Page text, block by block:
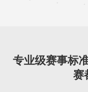
专业级赛事标
赛